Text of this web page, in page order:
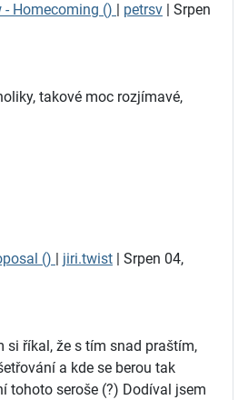
- Homecoming () | petrsv | Srpen
takové moc rozjímavé,
() | jiri.twist | Srpen 04,
si říkal, že s tím snad praštím,
a kde se berou tak
tohoto seroše (?) Dodíval jsem